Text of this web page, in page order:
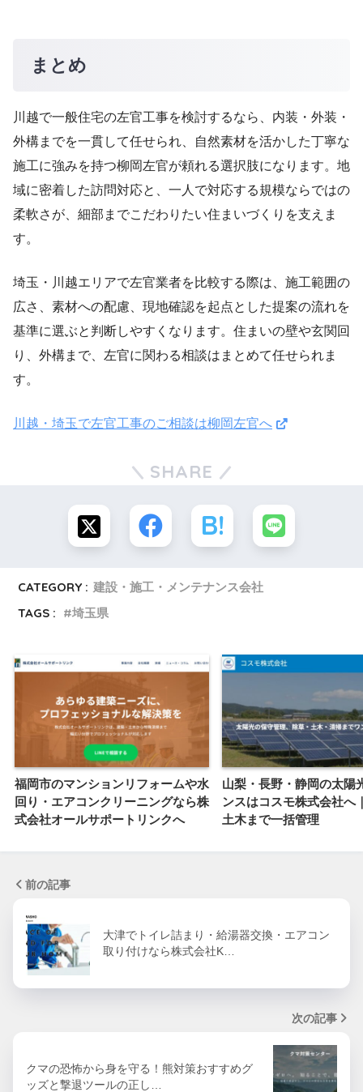
まとめ
川越で一般住宅の左官工事を検討するなら、内装・外装・
外構までを一貫して任せられ、自然素材を活かした丁寧な
施工に強みを持つ柳岡左官が頼れる選択肢になります。地
域に密着した訪問対応と、一人で対応する規模ならではの
柔軟さが、細部までこだわりたい住まいづくりを支えま
す。
埼玉・川越エリアで左官業者を比較する際は、施工範囲の
広さ、素材への配慮、現地確認を起点とした提案の流れを
基準に選ぶと判断しやすくなります。住まいの壁や玄関回
り、外構まで、左官に関わる相談はまとめて任せられま
す。
川越・埼玉で左官工事のご相談は柳岡左官へ
SHARE
CATEGORY : 建設・施工・メンテナンス会社
TAGS :
埼玉県
福岡市のマンションリフォームや水
回り・エアコンクリーニングなら株
式会社オールサポートリンクへ
山梨・長野・静岡の太陽
ンスはコスモ株式会社へ
土木まで一括管理
前の記事
大津でトイレ詰まり・給湯器交換・エアコン
取り付けなら株式会社K…
次の記事
クマの恐怖から身を守る！熊対策おすすめグ
ッズと撃退ツールの正し…